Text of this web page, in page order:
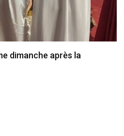
s’expriment sur la